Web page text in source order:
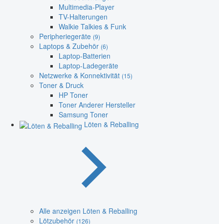
Multimedia-Player
TV-Halterungen
Walkie Talkies & Funk
Peripheriegeräte (9)
Laptops & Zubehör (6)
Laptop-Batterien
Laptop-Ladegeräte
Netzwerke & Konnektivität (15)
Toner & Druck
HP Toner
Toner Anderer Hersteller
Samsung Toner
Löten & Reballing
Alle anzeigen Löten & Reballing
Lötzubehör (126)